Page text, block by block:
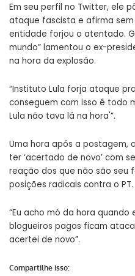
Em seu perfil no Twitter, ele
ataque fascista e afirma
entidade forjou o atentado.
mundo” lamentou o ex-
na hora da explosão.
“Instituto Lula forja ataque
conseguem com isso é todo
Lula não tava lá na hora'”.
Uma hora após a postagem,
ter ‘acertado de novo’ com
reação dos que não são seu
posições radicais contra o PT.
“Eu acho mó da hora quando
blogueiros pagos ficam
acertei de novo”.
Compartilhe isso: